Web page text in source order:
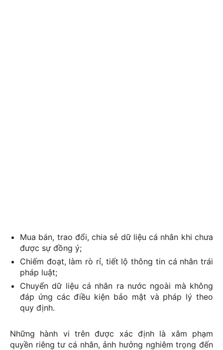
Mua bán, trao đổi, chia sẻ dữ liệu cá nhân khi chưa
được sự đồng ý;
Chiếm đoạt, làm rò rỉ, tiết lộ thông tin cá nhân trái
pháp luật;
Chuyển dữ liệu cá nhân ra nước ngoài mà không
đáp ứng các điều kiện bảo mật và pháp lý theo
quy định.
Những hành vi trên được xác định là xâm phạm
quyền riêng tư cá nhân, ảnh hưởng nghiêm trọng đến